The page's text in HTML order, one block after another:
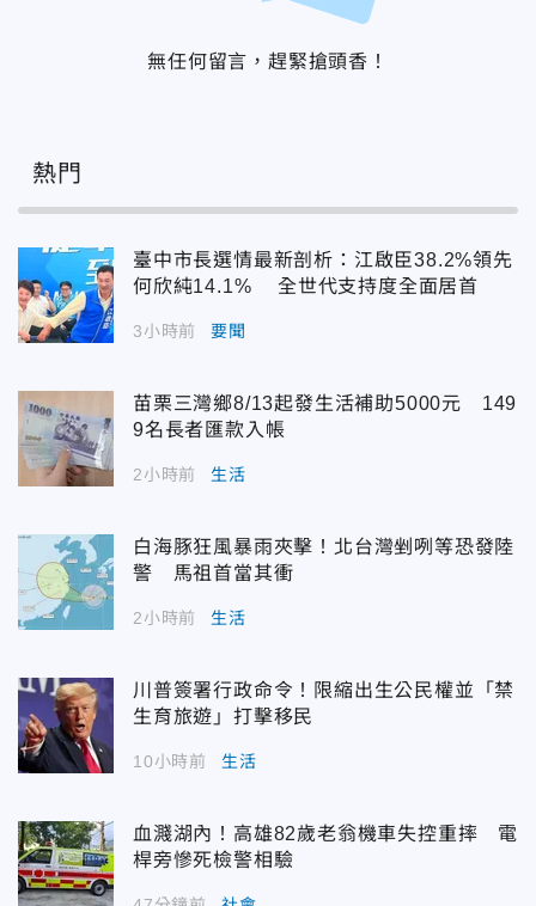
無任何留言，趕緊搶頭香！
熱門
臺中市長選情最新剖析：江啟臣38.2%領先
何欣純14.1% 全世代支持度全面居首
3小時前 要聞
苗栗三灣鄉8/13起發生活補助5000元 149
9名長者匯款入帳
2小時前 生活
白海豚狂風暴雨夾擊！北台灣剉咧等恐發陸
警 馬祖首當其衝
2小時前 生活
川普簽署行政命令！限縮出生公民權並「禁
生育旅遊」打擊移民
10小時前 生活
血濺湖內！高雄82歲老翁機車失控重摔 電
桿旁慘死檢警相驗